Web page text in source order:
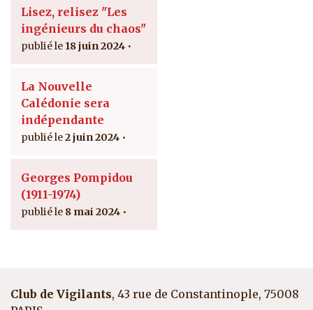
Lisez, relisez "Les
ingénieurs du chaos"
18 juin 2024
La Nouvelle
Calédonie sera
indépendante
2 juin 2024
Georges Pompidou
(1911-1974)
8 mai 2024
Club de Vigilants, 43 rue de Constantinople, 75008